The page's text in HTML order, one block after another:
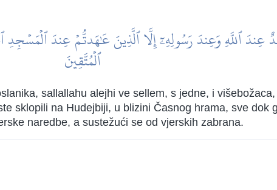
وَعِندَ رَسُولِهِۦٓ إِلَّا ٱلَّذِينَ عَٰهَدتُّمۡ عِندَ ٱلۡمَسۡجِدِ
ٱلۡمُتَّقِينَ
sallallahu alejhi ve sellem, s jedne, i
sklopili na Hudejbiji, u blizini Časnog hrama, sve dok
naredbe, a sustežući se od vjerskih zabrana.